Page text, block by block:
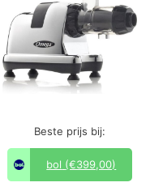
Beste prijs bij:
bol (€399,00)